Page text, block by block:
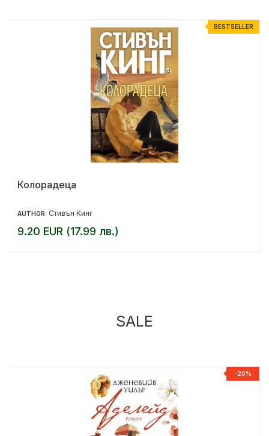
BESTSELLER
Колорадеца
AUTHOR: Стивън Кинг
9.20 EUR (17.99 лв.)
SALE
-20%